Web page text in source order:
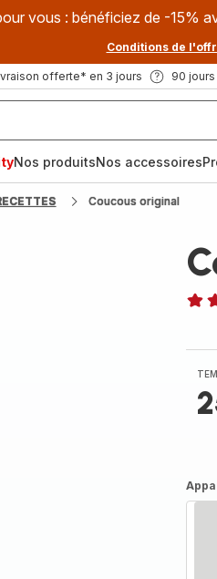
vous : bénéficiez de -15%
Conditions de
offerte* en 3 jours 90 jours
Nos produitsNos accessoires
Coucous original